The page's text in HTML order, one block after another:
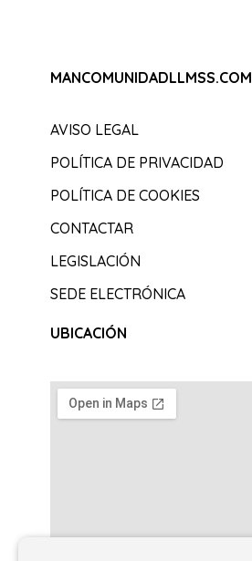
MANCOMUNIDADLLMSS.COM
AVISO LEGAL
POLÍTICA DE PRIVACIDAD
POLÍTICA DE COOKIES
CONTACTAR
LEGISLACIÓN
SEDE ELECTRÓNICA
UBICACIÓN